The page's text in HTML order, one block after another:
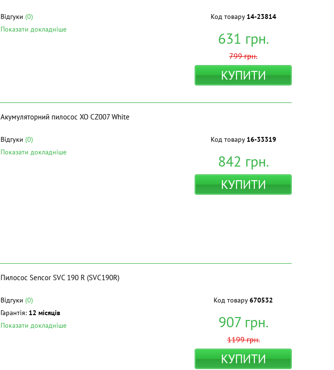
Відгуки (0)
Показати докладніше
Код товару 14-23814
631 грн.
799грн.
КУПИТИ
Акумуляторний пилосос XO CZ007 White
Відгуки (0)
Показати докладніше
Код товару 16-33319
842 грн.
КУПИТИ
Пилосос Sencor SVC 190 R (SVC190R)
Відгуки (0)
Гарантія: 12 місяців
Показати докладніше
Код товару670532
907грн.
1199грн.
КУПИТИ